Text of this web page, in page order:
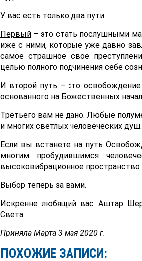
У вас есть только два пути.
Первый – это стать послушными
иже с ними, которые уже давно
самое страшное свое
целью полного подчинения себе
И второй путь – это
основанного на Божественных
Третьего вам не дано. Любые
и многих светлых человеческих душ.
Если вы встанете на путь
многим пробудившимся
высоковибрационное пространство
Выбор теперь за вами.
Искренне любящий вас Аштар
Света
Приняла Марта 3 мая 2020 г.
ПОХОЖИЕ ЗАПИСИ: